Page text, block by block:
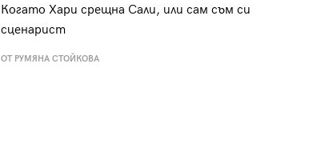
Когато Хари срещна Сали, или сам съм си
сценарист
ОТ РУМЯНА СТОЙКОВА